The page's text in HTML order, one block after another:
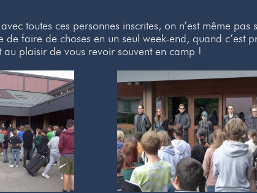
toutes ces personnes inscrites, on n’est même
de faire de choses en un seul week-end, quand c’est
plaisir de vous revoir souvent en camp !